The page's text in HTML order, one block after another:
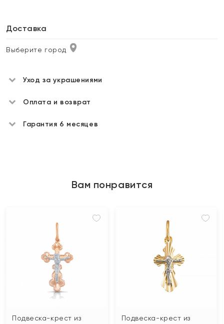
Доставка
Выберите город
Уход за украшениями
Оплата и возврат
Гарантия 6 месяцев
Вам понравится
Подвеска-крест из
Подвеска-крест из